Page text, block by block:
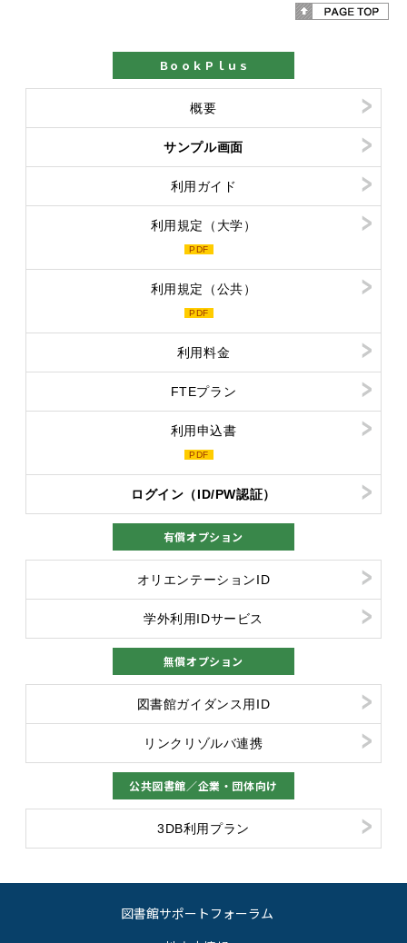
ＢｏｏｋＰｌｕｓ
概要
サンプル画面
利用ガイド
利用規定（大学）
PDF
利用規定（公共）
PDF
利用料金
FTEプラン
利用申込書
PDF
ログイン（ID/PW認証）
有償オプション
オリエンテーションID
学外利用IDサービス
無償オプション
図書館ガイダンス用ID
リンクリゾルバ連携
公共図書館／企業・団体向け
3DB利用プラン
図書館サポートフォーラム